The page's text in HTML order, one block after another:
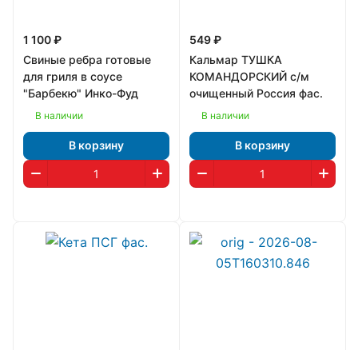
1 100 ₽
Свиные ребра готовые
для гриля в соусе
"Барбекю" Инко-Фуд
В наличии
В корзину
549 ₽
Кальмар ТУШКА
КОМАНДОРСКИЙ с/м
очищенный Россия фас.
В наличии
В корзину